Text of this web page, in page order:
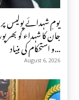
یومِ شہدائے پولیس
جان کا شہداء کو
و استحکام کی بنیاد...
August 6, 2026